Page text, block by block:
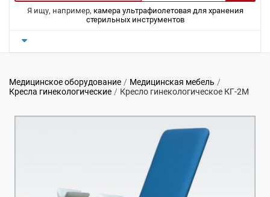
Я ищу, например, камера ультрафиолетовая для хранения
стерильных инструментов
Медицинское оборудование
Медицинская мебель
Кресла гинекологические
Кресло гинекологическое КГ-2М